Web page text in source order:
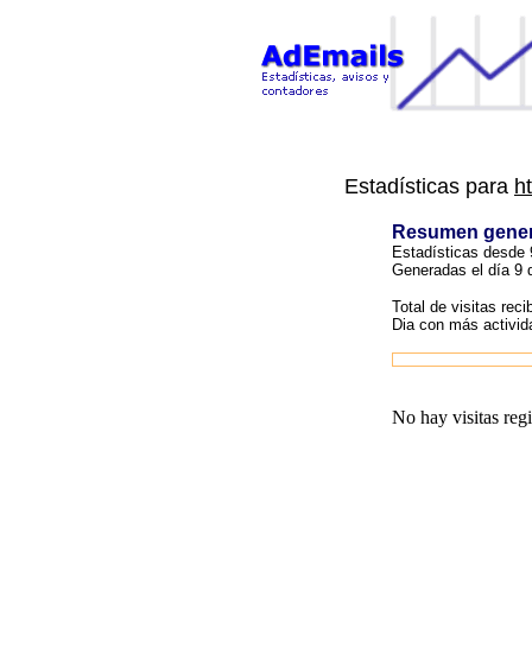
Estadísticas para
Resumen
Estadísticas desde
Generadas el día 9
Total de visitas
Dia con más
No hay visitas